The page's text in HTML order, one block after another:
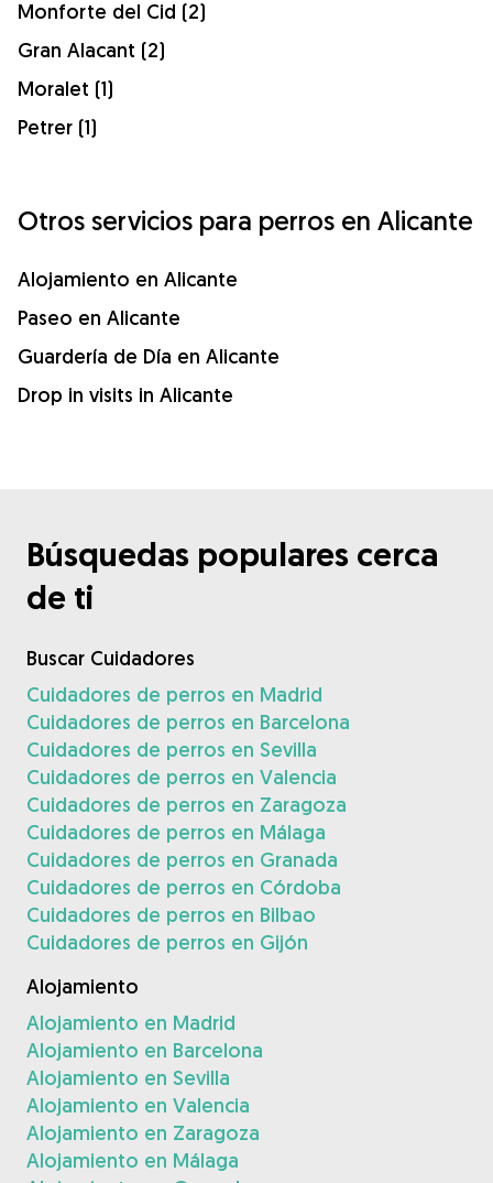
Monforte del Cid (2)
Gran Alacant (2)
Moralet (1)
Petrer (1)
Otros servicios para perros en Alicante
Alojamiento en Alicante
Paseo en Alicante
Guardería de Día en Alicante
Drop in visits in Alicante
Búsquedas populares cerca
de ti
Buscar Cuidadores
Cuidadores de perros en Madrid
Cuidadores de perros en Barcelona
Cuidadores de perros en Sevilla
Cuidadores de perros en Valencia
Cuidadores de perros en Zaragoza
Cuidadores de perros en Málaga
Cuidadores de perros en Granada
Cuidadores de perros en Córdoba
Cuidadores de perros en Bilbao
Cuidadores de perros en Gijón
Alojamiento
Alojamiento en Madrid
Alojamiento en Barcelona
Alojamiento en Sevilla
Alojamiento en Valencia
Alojamiento en Zaragoza
Alojamiento en Málaga